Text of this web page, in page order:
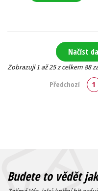
Načíst
Zobrazuji 1 až 25 z celkem 88
Předchozí 1
Budete to vědět